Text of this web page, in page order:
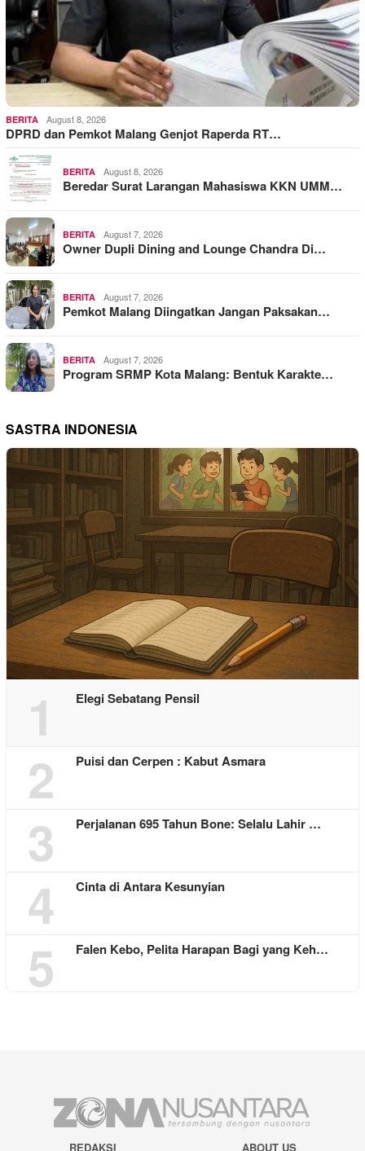
BERITA August 8, 2026
DPRD dan Pemkot Malang Genjot Raperda RT…
BERITA August 8, 2026
Beredar Surat Larangan Mahasiswa KKN UMM…
BERITA August 7, 2026
Owner Dupli Dining and Lounge Chandra Di…
BERITA August 7, 2026
Pemkot Malang Diingatkan Jangan Paksakan…
BERITA August 7, 2026
Program SRMP Kota Malang: Bentuk Karakte…
SASTRA INDONESIA
1 Elegi Sebatang Pensil
2 Puisi dan Cerpen : Kabut Asmara
3 Perjalanan 695 Tahun Bone: Selalu Lahir …
4 Cinta di Antara Kesunyian
5 Falen Kebo, Pelita Harapan Bagi yang Keh…
REDAKSI ABOUT US